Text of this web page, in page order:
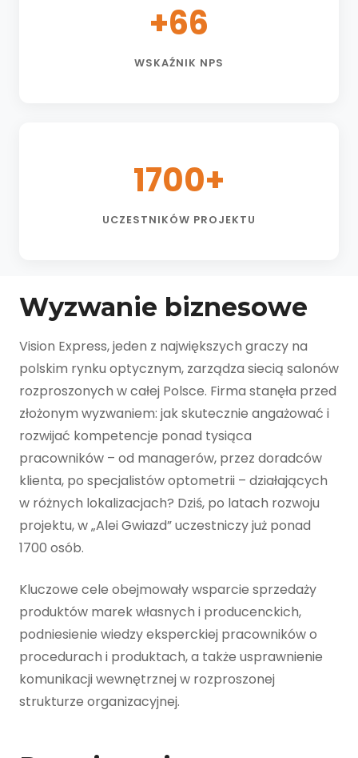
+66
WSKAŹNIK NPS
1700+
UCZESTNIKÓW PROJEKTU
Wyzwanie biznesowe
Vision Express, jeden z największych graczy na
polskim rynku optycznym, zarządza siecią salonów
rozproszonych w całej Polsce. Firma stanęła przed
złożonym wyzwaniem: jak skutecznie angażować i
rozwijać kompetencje ponad tysiąca
pracowników – od managerów, przez doradców
klienta, po specjalistów optometrii – działających
w różnych lokalizacjach? Dziś, po latach rozwoju
projektu, w „Alei Gwiazd” uczestniczy już ponad
1700 osób.
Kluczowe cele obejmowały wsparcie sprzedaży
produktów marek własnych i producenckich,
podniesienie wiedzy eksperckiej pracowników o
procedurach i produktach, a także usprawnienie
komunikacji wewnętrznej w rozproszonej
strukturze organizacyjnej.